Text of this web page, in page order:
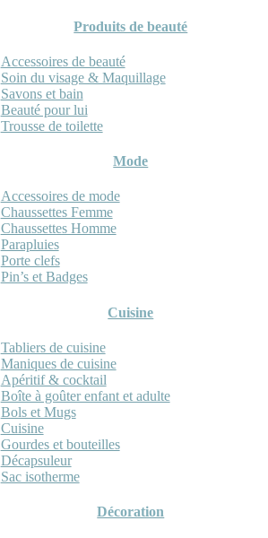
Produits de beauté
Accessoires de beauté
Soin du visage & Maquillage
Savons et bain
Beauté pour lui
Trousse de toilette
Mode
Accessoires de mode
Chaussettes Femme
Chaussettes Homme
Parapluies
Porte clefs
Pin’s et Badges
Cuisine
Tabliers de cuisine
Maniques de cuisine
Apéritif & cocktail
Boîte à goûter enfant et adulte
Bols et Mugs
Cuisine
Gourdes et bouteilles
Décapsuleur
Sac isotherme
Décoration